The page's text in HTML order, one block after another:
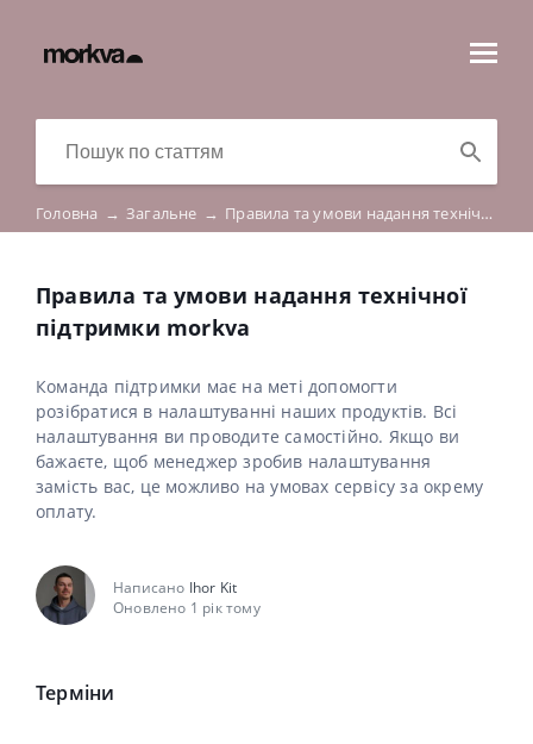
Головна → Загальне → Правила та умови надання технічної підтримки morkva
Правила та умови надання технічної
підтримки morkva
Команда підтримки має на меті допомогти
розібратися в налаштуванні наших продуктів. Всі
налаштування ви проводите самостійно. Якщо ви
бажаєте, щоб менеджер зробив налаштування
замість вас, це можливо на умовах сервісу за окрему
оплату.
Написано Ihor Kit
Оновлено 1 рік тому
Терміни